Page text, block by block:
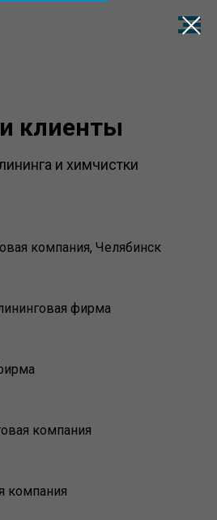
клиенты
и химчистки
компания, Челябинск
фирма
компания
компания